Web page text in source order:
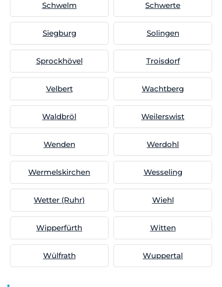
Schwelm Schwerte
Siegburg Solingen
Sprockhövel Troisdorf
Velbert Wachtberg
Waldbröl Weilerswist
Wenden Werdohl
Wermelskirchen Wesseling
Wetter (Ruhr) Wiehl
Wipperfürth Witten
Wülfrath Wuppertal